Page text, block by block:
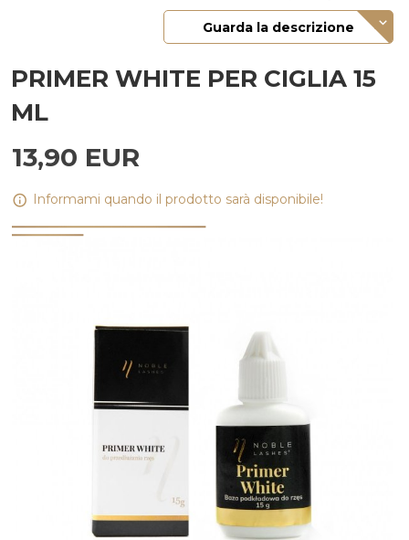
Guarda la descrizione
PRIMER WHITE PER CIGLIA 15
ML
13,90 EUR
Informami quando il prodotto sarà disponibile!